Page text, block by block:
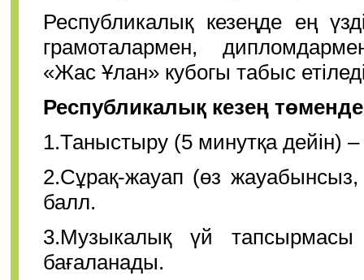
Республикалық кезеңде ең
грамоталармен,
«Жас Ұлан» кубогы табыс
Республикалық кезең
1.Таныстыру (5 минутқа дейін)
2.Сұрақ-жауап (өз
балл.
3.Музыкалық үй
бағаланады.